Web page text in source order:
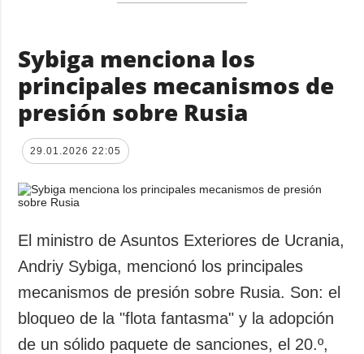
Sybiga menciona los
principales mecanismos de
presión sobre Rusia
29.01.2026 22:05
El ministro de Asuntos Exteriores de Ucrania,
Andriy Sybiga, mencionó los principales
mecanismos de presión sobre Rusia. Son: el
bloqueo de la "flota fantasma" y la adopción
de un sólido paquete de sanciones, el 20.º,